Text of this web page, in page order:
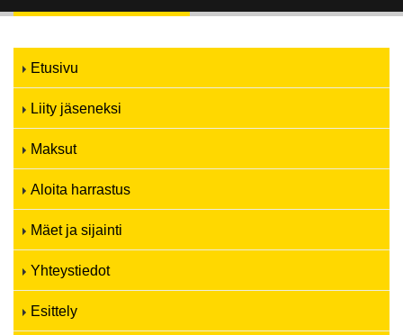
Etusivu
Liity jäseneksi
Maksut
Aloita harrastus
Mäet ja sijainti
Yhteystiedot
Esittely